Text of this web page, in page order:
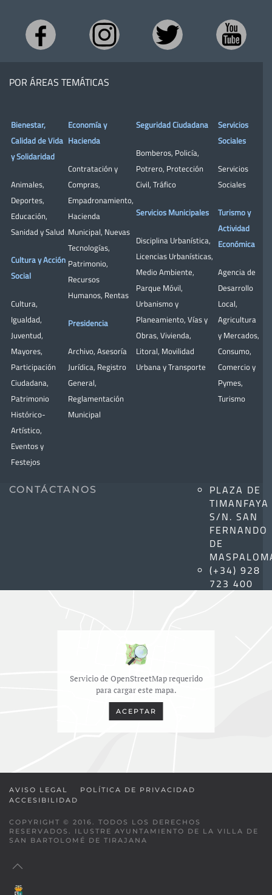
POR ÁREAS TEMÁTICAS
Bienestar,
Calidad de Vida
y Solidaridad
Animales,
Deportes,
Educación,
Sanidad y Salud
Cultura y Acción
Social
Cultura,
Igualdad,
Juventud,
Mayores,
Participación
Ciudadana,
Patrimonio
Histórico-
Artístico,
Eventos y
Festejos
Economía y
Hacienda
Contratación y
Compras,
Empadronamiento,
Hacienda
Municipal, Nuevas
Tecnologías,
Patrimonio,
Recursos
Humanos, Rentas
Presidencia
Archivo, Asesoría
Jurídica, Registro
General,
Reglamentación
Municipal
Seguridad Ciudadana
Bomberos, Policía,
Potrero, Protección
Civil, Tráfico
Servicios Municipales
Disciplina Urbanística,
Licencias Urbanísticas,
Medio Ambiente,
Parque Móvil,
Urbanismo y
Planeamiento, Vías y
Obras, Vivienda,
Litoral, Movilidad
Urbana y Transporte
Servicios
Sociales
Servicios
Sociales
Turismo y
Actividad
Económica
Agencia de
Desarrollo
Local,
Agricultura
y Mercados,
Consumo,
Comercio y
Pymes,
Turismo
CONTÁCTANOS
PLAZA DE
TIMANFAYA
S/N. SAN
FERNANDO
DE
(+34) 928
723 400
Servicio de OpenStreetMap requerido
para cargar este mapa.
ACEPTAR
AVISO LEGAL
POLÍTICA DE PRIVACIDAD
ACCESIBILIDAD
COPYRIGHT © 2016. TODOS LOS DERECHOS
RESERVADOS. ILUSTRE AYUNTAMIENTO DE LA VILLA DE
SAN BARTOLOMÉ DE TIRAJANA